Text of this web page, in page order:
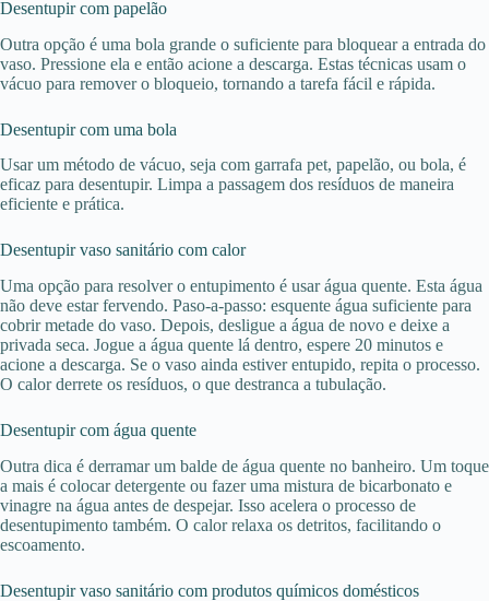
Desentupir com papelão
Outra opção é uma bola grande o suficiente para bloquear a entrada do
vaso. Pressione ela e então acione a descarga. Estas técnicas usam o
vácuo para remover o bloqueio, tornando a tarefa fácil e rápida.
Desentupir com uma bola
Usar um método de vácuo, seja com garrafa pet, papelão, ou bola, é
eficaz para desentupir. Limpa a passagem dos resíduos de maneira
eficiente e prática.
Desentupir vaso sanitário com calor
Uma opção para resolver o entupimento é usar água quente. Esta água
não deve estar fervendo. Paso-a-passo: esquente água suficiente para
cobrir metade do vaso. Depois, desligue a água de novo e deixe a
privada seca. Jogue a água quente lá dentro, espere 20 minutos e
acione a descarga. Se o vaso ainda estiver entupido, repita o processo.
O calor derrete os resíduos, o que destranca a tubulação.
Desentupir com água quente
Outra dica é derramar um balde de água quente no banheiro. Um toque
a mais é colocar detergente ou fazer uma mistura de bicarbonato e
vinagre na água antes de despejar. Isso acelera o processo de
desentupimento também. O calor relaxa os detritos, facilitando o
escoamento.
Desentupir vaso sanitário com produtos químicos domésticos